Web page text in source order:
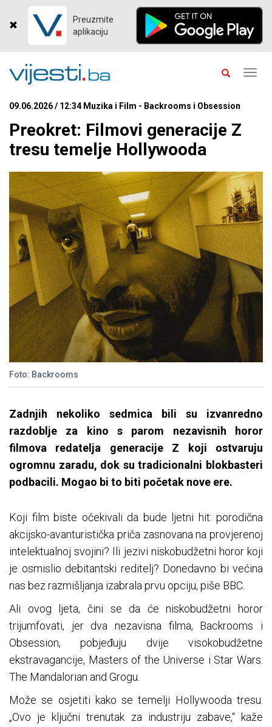
Preuzmite
aplikaciju
09.06.2026 / 12:34 Muzika i Film - Backrooms i Obsession
Preokret: Filmovi generacije Z
tresu temelje Hollywooda
Foto: Backrooms
Zadnjih nekoliko sedmica bili su izvanredno
razdoblje za kino s parom nezavisnih horor
filmova redatelja generacije Z koji ostvaruju
ogromnu zaradu, dok su tradicionalni blokbasteri
podbacili. Mogao bi to biti početak nove ere.
Koji film biste očekivali da bude ljetni hit: porodična
akcijsko-avanturistička priča zasnovana na provjerenoj
intelektualnoj svojini? Ili jezivi niskobudžetni horor koji
je osmislio debitantski reditelj? Donedavno bi većina
nas bez razmišljanja izabrala prvu opciju, piše BBC.
Ali ovog ljeta, čini se da će niskobudžetni horor
trijumfovati, jer dva nezavisna filma, Backrooms i
Obsession, pobjeđuju dvije visokobudžetne
ekstravagancije, Masters of the Universe i Star Wars:
The Mandalorian and Grogu.
Može se osjetiti kako se temelji Hollywooda tresu.
„Ovo je ključni trenutak za industriju zabave,“ kaže